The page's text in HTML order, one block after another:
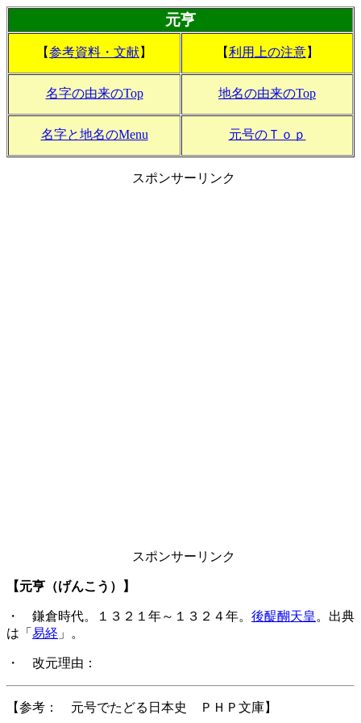
元亨
【参考資料・文献】 【利用上の注意】
名字の由来のTop 地名の由来のTop
名字と地名のMenu 元号のＴｏｐ
スポンサーリンク
スポンサーリンク
【元亨（げんこう）】
・ 鎌倉時代。１３２１年～１３２４年。 後醍醐天皇 。出典
は「 易経 」。
・ 改元理由：
【参考： 元号でたどる日本史 ＰＨＰ文庫】